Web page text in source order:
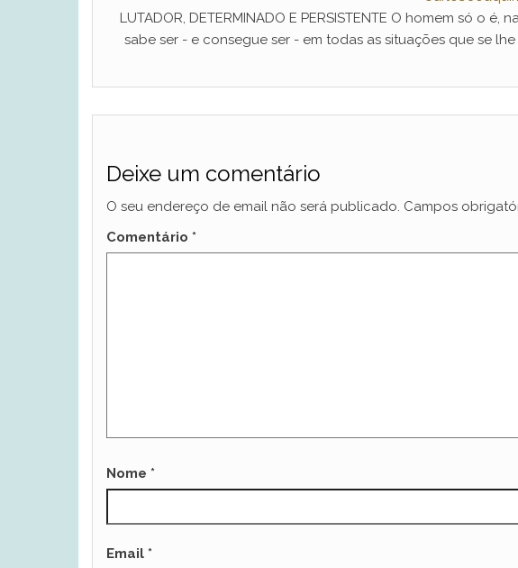
LUTADOR, DETERMINADO E PERSISTENTE O homem só o
sabe ser - e consegue ser - em todas as situações que se
Deixe um comentário
O seu endereço de email não será publicado. Campos
Comentário *
Nome *
Email *